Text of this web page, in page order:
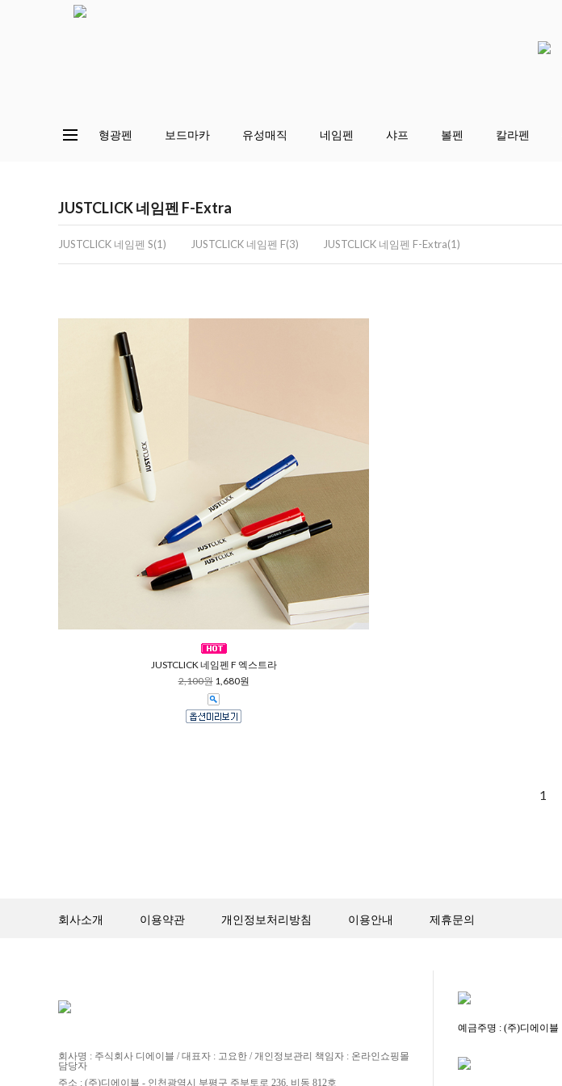
형광펜 보드마카 유성매직 네임펜 샤프 볼펜 칼라펜
JUSTCLICK 네임펜 F-Extra
JUSTCLICK 네임펜 S(1) JUSTCLICK 네임펜 F(3) JUSTCLICK 네임펜 F-Extra(1)
JUSTCLICK 네임펜 F 엑스트라
2,100원 1,680원
1
회사소개 이용약관 개인정보처리방침 이용안내 제휴문의
회사명 : 주식회사 디에이블 / 대표자 : 고요한 / 개인정보관리 책임자 : 온라인쇼핑몰
담당자
주소 : (주)디에이블 - 인천광역시 부평구 주부토로 236, 비동 812호
예금주명 : (주)디에이블